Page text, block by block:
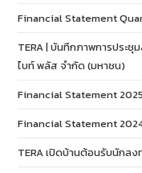
Financial Statement
TERA | บันทึกภาพการประชุ
ไบท์ พลัส จำกัด (มหาชน)
Financial Statement 2025
Financial Statement
TERA เปิดบ้านต้อนรับนักล